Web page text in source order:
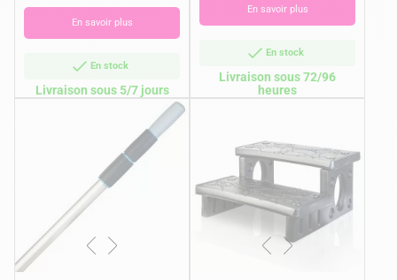
En savoir plus
En stock
Livraison sous 5/7 jours
En savoir plus
En stock
Livraison sous 72/96
heures